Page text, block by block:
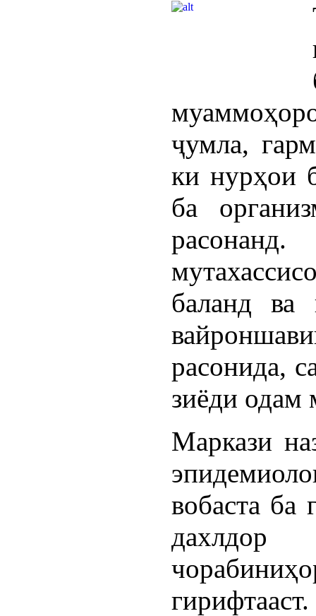
ҷумла,
ки нурҳои
ба
баланд ва
расонида,
зиёди одам
Маркази
вобаста ба
дахлдор
гирифтааст.